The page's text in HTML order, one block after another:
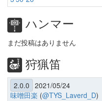
ハンマー
まだ投稿はありません
狩猟笛
2.0.0 2021/05/24
味噌田楽 (@TYS_Laverd_D)